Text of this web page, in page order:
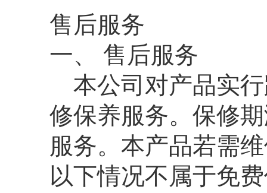
售后服务
一、 售后服务
本公司对产品实行
修保养服务。保修
服务。本产品若需
以下情况不属于免